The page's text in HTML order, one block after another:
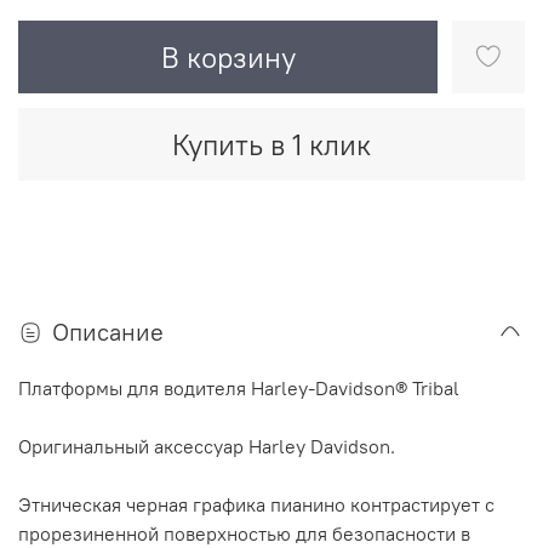
В корзину
Купить в 1 клик
Описание
Платформы для водителя Harley-Davidson® Tribal
Оригинальный аксессуар Harley Davidson.
Этническая черная графика пианино контрастирует с
прорезиненной поверхностью для безопасности в